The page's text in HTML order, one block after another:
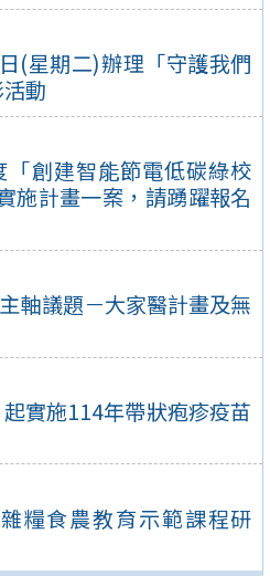
(星期二)辦理「守護我們
動
創建智能節電低碳綠校
施計畫一案，請踴躍報名
軸議題－大家醫計畫及無
實施114年帶狀疱疹疫苗
糧食農教育示範課程研